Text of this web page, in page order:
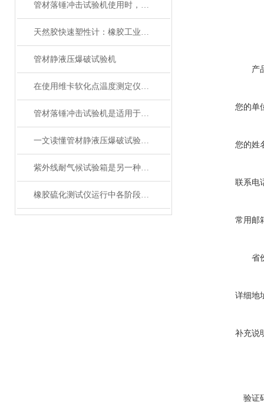
管材落锤冲击试验机使用时，这些常见的操作误区请注意！
天然胶快速塑性计：橡胶工业的“品质显微镜”
管材静液压爆破试验机
在使用维卡软化点温度测定仪时，需要注意以下几点
管材落锤冲击试验机是适用于测试材料抗冲击性能的一种测试仪器
一文读懂管材静液压爆破试验机，一起来了解下吧！
紫外线耐气候试验箱是另一种模拟光照的光老化试验设备
橡胶硫化测试仪运行中各阶段分析
产
您的单
您的姓
联系电
常用邮
省
详细地
补充说
验证